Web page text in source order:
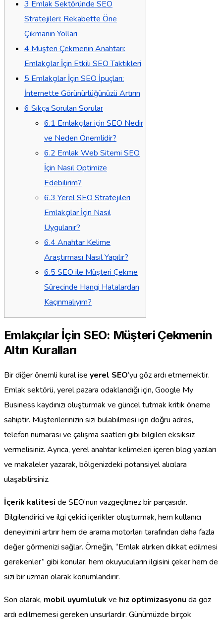
3 Emlak Sektöründe SEO
Stratejileri: Rekabette Öne
Çıkmanın Yolları
4 Müşteri Çekmenin Anahtarı:
Emlakçılar İçin Etkili SEO Taktikleri
5 Emlakçılar İçin SEO İpuçları:
İnternette Görünürlüğünüzü Artırın
6 Sıkça Sorulan Sorular
6.1 Emlakçılar için SEO Nedir
ve Neden Önemlidir?
6.2 Emlak Web Sitemi SEO
İçin Nasıl Optimize
Edebilirim?
6.3 Yerel SEO Stratejileri
Emlakçılar İçin Nasıl
Uygulanır?
6.4 Anahtar Kelime
Araştırması Nasıl Yapılır?
6.5 SEO ile Müşteri Çekme
Sürecinde Hangi Hatalardan
Kaçınmalıyım?
Emlakçılar İçin SEO: Müşteri Çekmenin
Altın Kuralları
Bir diğer önemli kural ise yerel SEO‘yu göz ardı etmemektir.
Emlak sektörü, yerel pazara odaklandığı için, Google My
Business kaydınızı oluşturmak ve güncel tutmak kritik öneme
sahiptir. Müşterilerinizin sizi bulabilmesi için doğru adres,
telefon numarası ve çalışma saatleri gibi bilgileri eksiksiz
vermelisiniz. Ayrıca, yerel anahtar kelimeleri içeren blog yazıları
ve makaleler yazarak, bölgenizdeki potansiyel alıcılara
ulaşabilirsiniz.
İçerik kalitesi de SEO’nun vazgeçilmez bir parçasıdır.
Bilgilendirici ve ilgi çekici içerikler oluşturmak, hem kullanıcı
deneyimini artırır hem de arama motorları tarafından daha fazla
değer görmenizi sağlar. Örneğin, “Emlak alırken dikkat edilmesi
gerekenler” gibi konular, hem okuyucuların ilgisini çeker hem de
sizi bir uzman olarak konumlandırır.
Son olarak, mobil uyumluluk ve hız optimizasyonu da göz
ardı edilmemesi gereken unsurlardır. Günümüzde birçok